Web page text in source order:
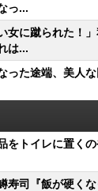
っ...
女に蹴られた！
は...
った途端、美人
をトイレに置く
寿司『飯が硬く